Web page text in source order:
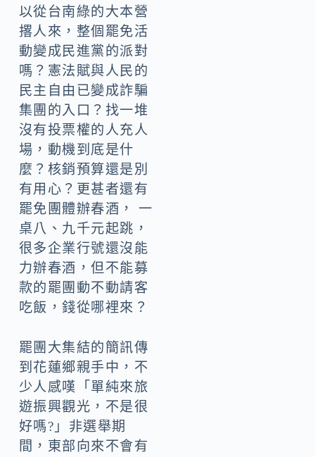
以從台南綠的大本營
撂人來，整個罷免活
動變成民進黨的派對
嗎？憲法賦與人民的
民主自由已變成詐騙
集團的入口？找一堆
沒有投票權的人充人
場，動機到底是什
麼？核銷預算還是別
有用心？更甚者還有
罷免團體辦春酒， 一
桌八、九千元起跳，
很多企業行號還沒能
力辦春酒，但不能募
款的罷團動不動請客
吃飯，錢從哪裡來？
罷團大集結的簡訊傳
到花蓮鄉親手中，不
少人感嘆「單純來旅
遊振興觀光，不是很
好嗎?」非選舉期
間，東部向來不會有